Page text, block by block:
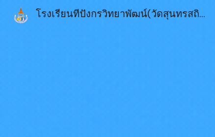
โรงเรียนทีปังกรวิทยาพัฒน์(วัดสุนทรสถิต) ในพระราชูปถัมภ์ฯ : : : DPK6